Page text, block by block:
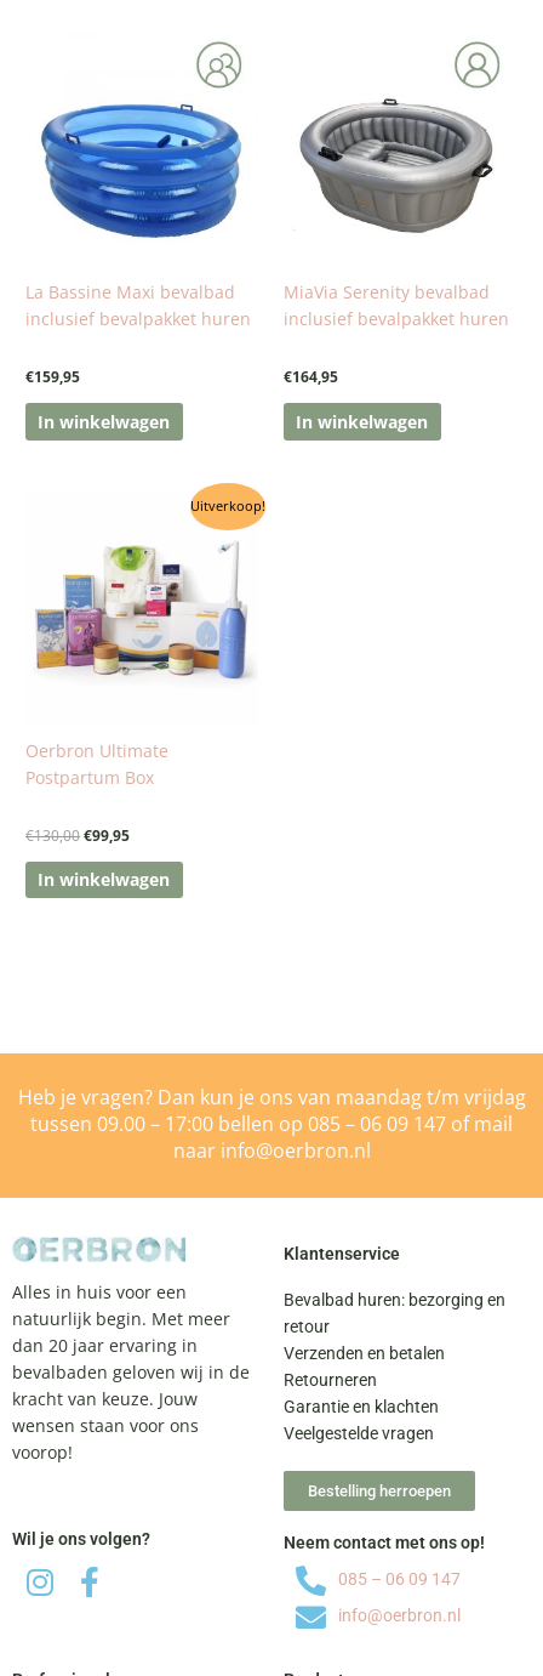
La Bassine Maxi bevalbad
inclusief bevalpakket huren
€159,95
In winkelwagen
MiaVia Serenity bevalbad
inclusief bevalpakket huren
€164,95
In winkelwagen
Uitverkoop!
Oerbron Ultimate
Postpartum Box
€130,00
Oorspronkelijke
€130,00.
€99,95
€99,95.
In winkelwagen
Heb je vragen? Dan kun je ons van maandag t/m vrijdag
tussen 09.00 – 17:00 bellen op 085 – 06 09 147 of mail
naar info@oerbron.nl
Alles in huis voor een
natuurlijk begin. Met meer
dan 20 jaar ervaring in
bevalbaden geloven wij in de
kracht van keuze. Jouw
wensen staan voor ons
voorop!
Wil je ons volgen?
Klantenservice
Bevalbad huren: bezorging en
retour
Verzenden en betalen
Retourneren
Garantie en klachten
Veelgestelde vragen
Bestelling herroepen
Neem contact met ons op!
085 – 06 09 147
info@oerbron.nl